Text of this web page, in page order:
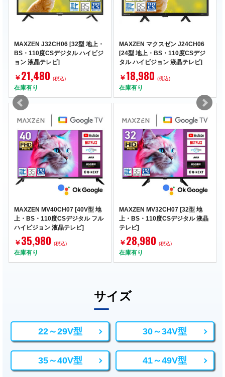
MAXZEN J32CH06 [32型 地上・
BS・110度CSデジタル ハイビジ
ョン 液晶テレビ]
￥21,480 (税込)
在庫有り
MAXZEN マクスゼン J24CH06
[24型 地上・BS・110度CSデジ
タル ハイビジョン 液晶テレビ]
￥18,980 (税込)
在庫有り
MAXZEN MV40CH07 [40V型 地
上・BS・110度CSデジタル フル
ハイビジョン 液晶テレビ]
￥35,980 (税込)
在庫有り
MAXZEN MV32CH07 [32型 地
上・BS・110度CSデジタル 液晶
テレビ]
￥28,980 (税込)
在庫有り
サイズ
22～29V型 30～34V型
35～40V型 41～49V型